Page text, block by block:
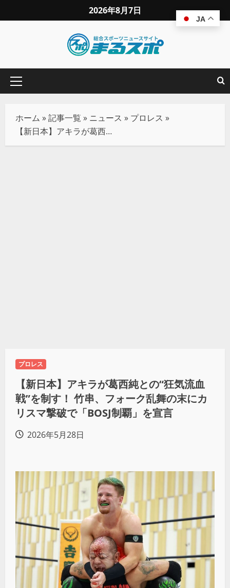
2026年8月7日
ホーム »記事一覧 » ニュース » プロレス »
【新日本】アキラが葛西純との“狂気流血戦”を制す！ 竹串、フォーク乱舞の末にカリスマ撃破で「BOSJ制覇」を宣言
プロレス
【新日本】アキラが葛西純との“狂気流血
戦”を制す！ 竹串、フォーク乱舞の末にカ
リスマ撃破で「BOSJ制覇」を宣言
2026年5月28日
JA